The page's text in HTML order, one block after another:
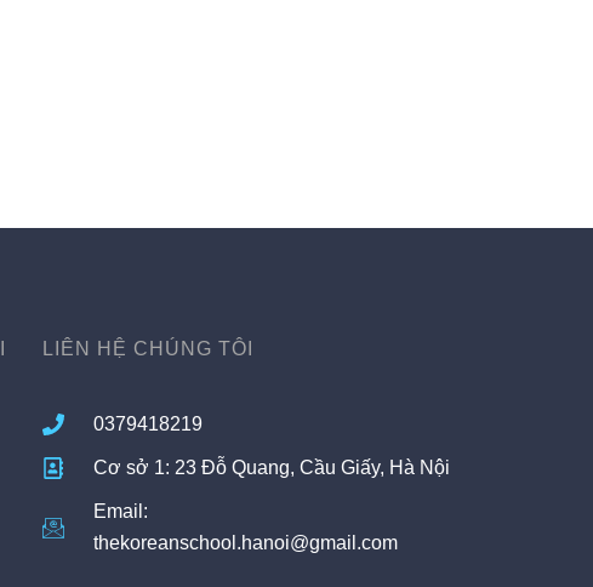
LIÊN HỆ CHÚNG TÔI
0379418219
Cơ sở 1: 23 Đỗ Quang, Cầu Giấy, Hà Nội
Email:
thekoreanschool.hanoi@gmail.com